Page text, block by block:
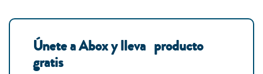
Únete a Abox y lleva producto
gratis